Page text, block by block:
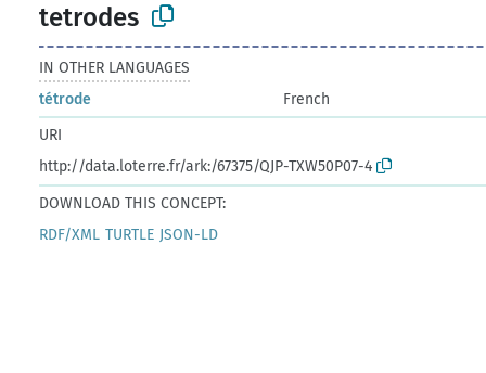
tetrodes
IN OTHER LANGUAGES
tétrode
French
URI
http://data.loterre.fr/ark:/67375/QJP-TXW50P07-4
DOWNLOAD THIS CONCEPT:
RDF/XML TURTLE JSON-LD